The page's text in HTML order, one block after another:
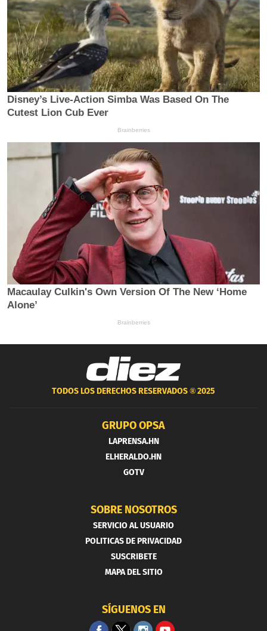
TODOS LOS DERECHOS RESERVADOS ®2025
GRUPO OPSA
LAPRENSA.HN
ELHERALDO.HN
GOTV
SOBRE NOSOTROS
SERVICIO AL USUARIO
POLITICAS DE PRIVACIDAD
SUSCRIBETE
MAPA DEL SITIO
SÍGUENOS EN